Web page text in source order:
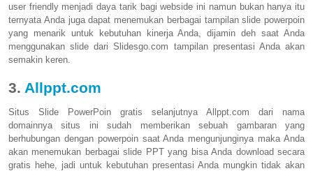
user friendly menjadi daya tarik bagi webside ini namun bukan hanya itu
ternyata Anda juga dapat menemukan berbagai tampilan slide powerpoin
yang menarik untuk kebutuhan kinerja Anda, dijamin deh saat Anda
menggunakan slide dari Slidesgo.com tampilan presentasi Anda akan
semakin keren.
3. Allppt.com
Situs Slide PowerPoin gratis selanjutnya Allppt.com dari nama
domainnya situs ini sudah memberikan sebuah gambaran yang
berhubungan dengan powerpoin saat Anda mengunjunginya maka Anda
akan menemukan berbagai slide PPT yang bisa Anda download secara
gratis hehe, jadi untuk kebutuhan presentasi Anda mungkin tidak akan